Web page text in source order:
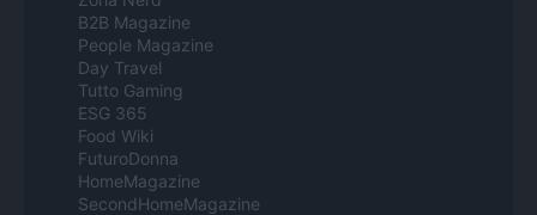
B2B Magazine
People Magazine
Day Travel
Tutto Gaming
ESG 365
Food Wiki
FuturoDonna
HomeMagazine
SecondHomeMagazine